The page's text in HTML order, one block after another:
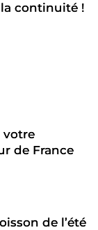
continuité !
votre
de France
de l’été